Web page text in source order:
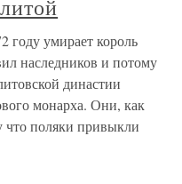
году умирает король
наследников и потому
династии
монарха. Они, как
поляки привыкли